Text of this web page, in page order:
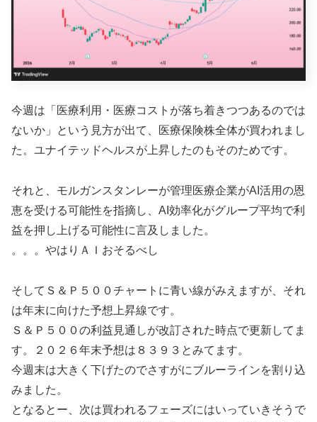
今週は「医療利用・医療コストが落ち着きつつあるのでは
ないか」という見方が出て、医療保険株全体が買われまし
た。ユナイテッドヘルスが上昇したのもそのためです。
それと、モルガンスタンレーが管理医療企業がAI活用の恩
恵を受ける可能性を指摘し、AI効率化がグループ平均で利
益を押し上げる可能性に言及しました。
。。。やはりＡＩおそるべし
そしてＳ＆Ｐ５００チャートに青い線がみえますが、それ
は年末に向けた予想上昇線です。
Ｓ＆Ｐ５００の利益見通しが改訂された時点で更新してま
す。２０２６年末予想は８３９３とみてます。
今週末は大きく下げたのでさすがにブルーラインを割り込
みました。
となるとー、次は買われるフェーズにはいっていきそうで